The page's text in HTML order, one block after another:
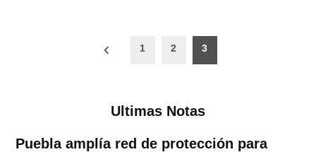
Paginación
1 2 3
Ultimas Notas
Puebla amplía red de protección para